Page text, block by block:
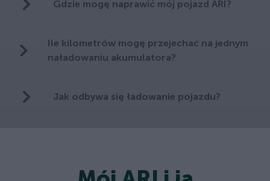
Gdzie mogę naprawić mój pojazd ARI?
Ile kilometrów mogę przejechać na jednym
naładowaniu akumulatora?
Jak odbywa się ładowanie pojazdu?